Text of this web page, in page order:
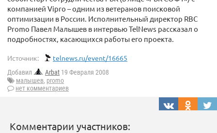
компанией Vipro – одним из ветеранов поисковой
оптимизации в России. Исполнительный директор RBC
Promo Павел Малышев в интервью TelNews рассказал о
подробностях, касающихся работы его проекта.
Источник: telnews.ru/event/16665
Добавил Arbat 19 Февраля 2008
малышев, promo
нет комментариев
Комментарии участников: